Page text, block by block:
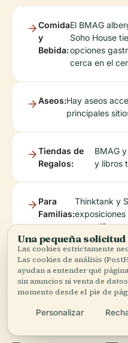
Comida
y
Bebida:
El BMAG
Soho House
opciones
cerca en el
Aseos:Hay aseos
principales
Tiendas de
Regalos:
BMAG
y libros
Para
Familias:
Thinktank y
para niños.
Eventos
Una pequeña
Las cookies estrictamente
Las cookies de análisis
ayudan a entender qué
sin anuncios ni venta de
momento desde el pie de
Personalizar